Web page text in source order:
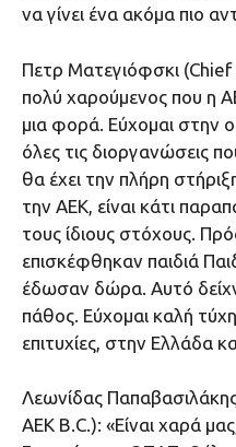
να γίνει ένα ακόμα πιο
Πετρ Ματεγιόφσκι
πολύ χαρούμενος που η
μια φορά. Εύχομαι στην
όλες τις διοργανώσεις
θα έχει την πλήρη
την ΑΕΚ, είναι κάτι
τους ίδιους στόχους.
επισκέφθηκαν παιδιά
έδωσαν δώρα. Αυτό
πάθος. Εύχομαι καλή
επιτυχίες, στην Ελλάδα
Λεωνίδας
ΑΕΚ Β.C.): «Είναι χαρά